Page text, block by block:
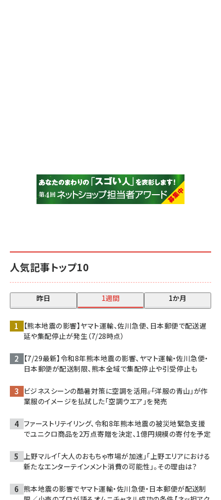
人気記事トップ10
昨日 1週間 1か月
【熊本地震の影響】ヤマト運輸、佐川急便、日本郵便で配送遅
延や集配停止が発生（7/28時点）
【7/29最新】令和8年熊本地震の影響、ヤマト運輸・佐川急便・
日本郵便が配送制限、熊本全域で集配停止や引受停止も
ビジネスシーンの酷暑対策に空調を活用――。「洋服の青山」が作
業服のイメージを払拭した「空調ウエア」を発売
ファーストリテイリング、令和8年熊本地震の被災地緊急支援
でユニクロ商品を2万点寄贈を決定、1億円規模の寄付を予定
上野マルイ「大人のおもちゃ市場が加速」「上野エリアにおける
新たなエンターテインメント消費の可能性」。その理由は？
熊本地震の影響でヤマト運輸・佐川急便・日本郵便が配送制